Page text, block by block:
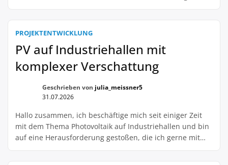
Hammer ist! Ich mein, wer hat schon Lust darauf, dass
PROJEKTENTWICKLUNG
PV auf Industriehallen mit
komplexer Verschattung
Geschrieben von julia_meissner5
31.07.2026
Hallo zusammen, ich beschäftige mich seit einiger Zeit
mit dem Thema Photovoltaik auf Industriehallen und bin
auf eine Herausforderung gestoßen, die ich gerne mit